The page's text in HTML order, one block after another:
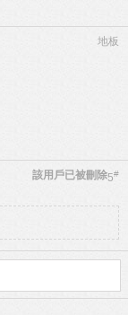
地板
5#
該用戶已被刪除